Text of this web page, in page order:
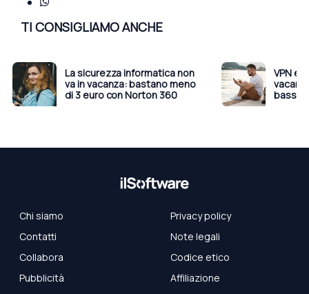
TI CONSIGLIAMO ANCHE
La sicurezza informatica non
va in vacanza: bastano meno
di 3 euro con Norton 360
VPN e
basso
Chi siamo
Contatti
Collabora
Pubblicità
Privacy policy
Note legali
Codice etico
Affiliazione